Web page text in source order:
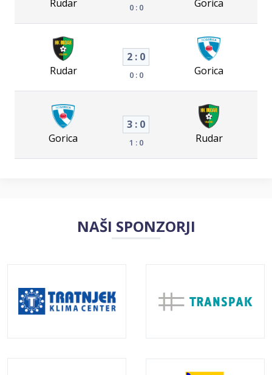
Rudar 0 : 0 Gorica
Rudar
2 : 0
0 : 0 Gorica
Gorica
3 : 0
1 : 0 Rudar
NAŠI SPONZORJI